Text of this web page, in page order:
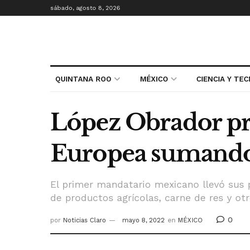
sábado, agosto 8, 2026
QUINTANA ROO MÉXICO CIENCIA Y
López Obrador
Europea
El primer mandatario mexicano llevó sus
de productos agrícolas, carne de res y
por Noticias Claro mayo 8, 2022 en MÉXICO 0